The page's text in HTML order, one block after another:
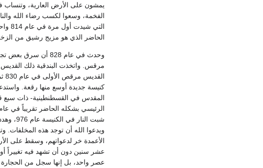
يمشون على الأرض العارية، وتنساب
الفخمة، وسعوا لكسب رضاء الله
الحاضر الذي هو مزيج رشيق من
وحدث في عام 828
مرقس. واتخذت البندقية ذلك القديس
كنيسة جديدة أوسع منها رقعة.
المقدس في القسطنطينية- ذات سبع
شبت
ويدعوا الله أن توجد هذه المخلفات.
عشر سنين دون أن تشهد فيه تغييراً
عصر واحد، بل إنها سجل من